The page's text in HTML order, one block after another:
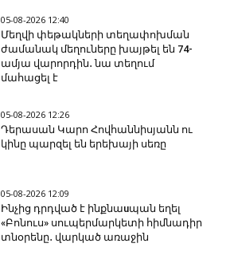
05-08-2026 12:40
Մեղվի փեթակների տեղափոխման
ժամանակ մեղուները խայթել են 74-
ամյա վարորդին․ նա տեղում
մահացել է
05-08-2026 12:26
Դերասան Կարո Հովհաննիսյանն ու
կինը պարզել են երեխայի սեռը
05-08-2026 12:09
Ինչից դրդված է ինքնաuպան եղել
«Բոնուս» սուպերմարկետի հիմնադիր
տնօրենը․ վարկած առաջին